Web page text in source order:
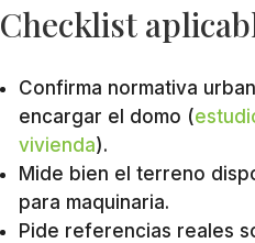
Checklist
Confirma normativa
encargar el domo (
vivienda).
Mide bien el terreno
para maquinaria.
Pide referencias reales